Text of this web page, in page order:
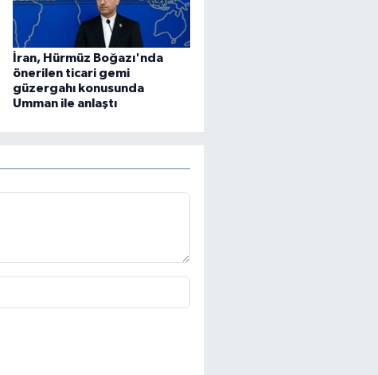
İran, Hürmüz Boğazı'nda
önerilen ticari gemi
güzergahı konusunda
Umman ile anlaştı